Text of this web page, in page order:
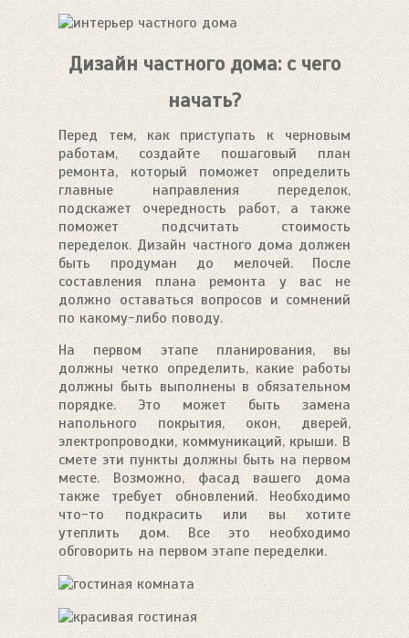
Дизайн частного дома: с чего
начать?
Перед тем, как приступать к черновым
работам, создайте пошаговый план
ремонта, который поможет определить
главные направления переделок,
подскажет очередность работ, а также
поможет подсчитать стоимость
переделок. Дизайн частного дома должен
быть продуман до мелочей. После
составления плана ремонта у вас не
должно оставаться вопросов и сомнений
по какому-либо поводу.
На первом этапе планирования, вы
должны четко определить, какие работы
должны быть выполнены в обязательном
порядке. Это может быть замена
напольного покрытия, окон, дверей,
электропроводки, коммуникаций, крыши. В
смете эти пункты должны быть на первом
месте. Возможно, фасад вашего дома
также требует обновлений. Необходимо
что-то подкрасить или вы хотите
утеплить дом. Все это необходимо
обговорить на первом этапе переделки.